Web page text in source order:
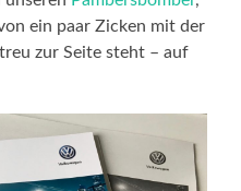
ein paar Zicken mit der
zur Seite steht – auf